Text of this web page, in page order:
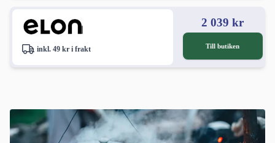
inkl. 49 kr i frakt
2 039 kr
Till butiken